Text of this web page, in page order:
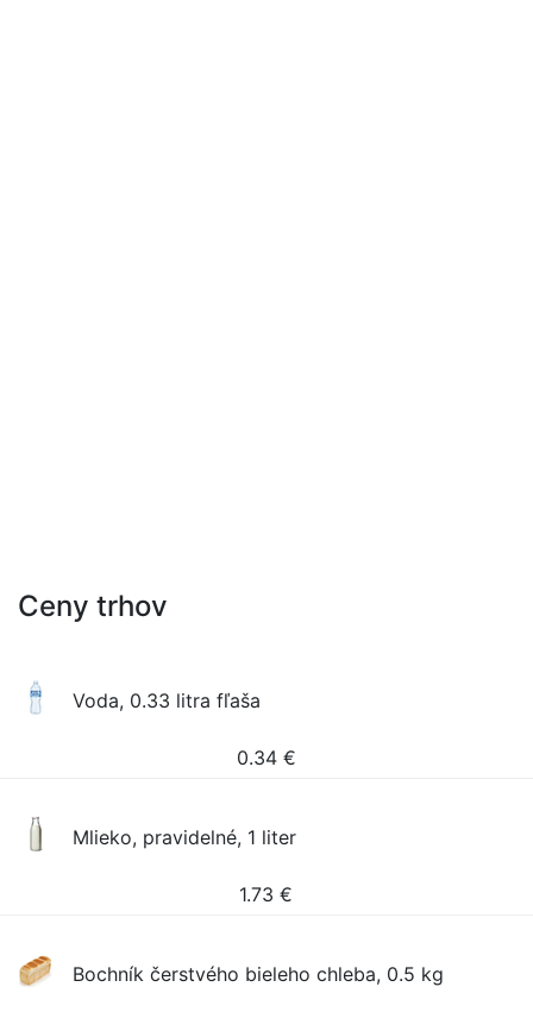
Ceny trhov
Voda, 0.33 litra fľaša
0.34 €
Mlieko, pravidelné, 1 liter
1.73 €
Bochník čerstvého bieleho chleba, 0.5 kg